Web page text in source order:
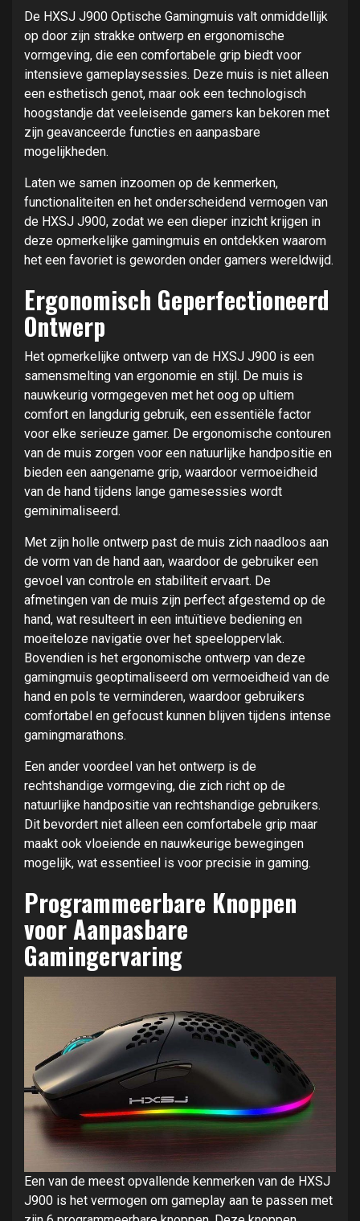
De HXSJ J900 Optische Gamingmuis valt onmiddellijk
op door zijn strakke ontwerp en ergonomische
vormgeving, die een comfortabele grip biedt voor
intensieve gameplaysessies. Deze muis is niet alleen
een esthetisch genot, maar ook een technologisch
hoogstandje dat veeleisende gamers kan bekoren met
zijn geavanceerde functies en aanpasbare
mogelijkheden.
Laten we samen inzoomen op de kenmerken,
functionaliteiten en het onderscheidend vermogen van
de HXSJ J900, zodat we een dieper inzicht krijgen in
deze opmerkelijke gamingmuis en ontdekken waarom
het een favoriet is geworden onder gamers wereldwijd.
Ergonomisch Geperfectioneerd
Ontwerp
Het opmerkelijke ontwerp van de HXSJ J900 is een
samensmelting van ergonomie en stijl. De muis is
nauwkeurig vormgegeven met het oog op ultiem
comfort en langdurig gebruik, een essentiële factor
voor elke serieuze gamer. De ergonomische contouren
van de muis zorgen voor een natuurlijke handpositie en
bieden een aangename grip, waardoor vermoeidheid
van de hand tijdens lange gamesessies wordt
geminimaliseerd.
Met zijn holle ontwerp past de muis zich naadloos aan
de vorm van de hand aan, waardoor de gebruiker een
gevoel van controle en stabiliteit ervaart. De
afmetingen van de muis zijn perfect afgestemd op de
hand, wat resulteert in een intuïtieve bediening en
moeiteloze navigatie over het speeloppervlak.
Bovendien is het ergonomische ontwerp van deze
gamingmuis geoptimaliseerd om vermoeidheid van de
hand en pols te verminderen, waardoor gebruikers
comfortabel en gefocust kunnen blijven tijdens intense
gamingmarathons.
Een ander voordeel van het ontwerp is de
rechtshandige vormgeving, die zich richt op de
natuurlijke handpositie van rechtshandige gebruikers.
Dit bevordert niet alleen een comfortabele grip maar
maakt ook vloeiende en nauwkeurige bewegingen
mogelijk, wat essentieel is voor precisie in gaming.
Programmeerbare Knoppen
voor Aanpasbare
Gamingervaring
Een van de meest opvallende kenmerken van de HXSJ
J900 is het vermogen om gameplay aan te passen met